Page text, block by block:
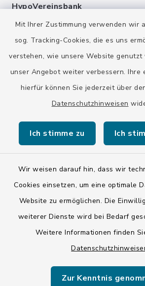
Mit Ihrer Zustimmung verwenden wir
sog. Tracking-Cookies, die es uns
verstehen, wie unsere Website
unser Angebot weiter verbessern. Ihre
hierfür können Sie jederzeit über
Datenschutzhinweisen
Ich stimme zu Ich
Wir weisen darauf hin, dass wir
Cookies einsetzen, um eine optimale
Website zu ermöglichen. Die
weiterer Dienste wird bei Bedarf
Weitere Informationen finden
Zur Kenntnis
HypoVereinsbank
HYVEDEMMXXX
Barrierefreiheit
Impressum
ISIS 12
Cookie-